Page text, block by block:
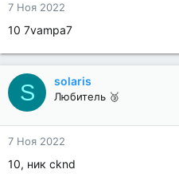
7 Ноя 2022
10 7vampa7
S solaris
Любитель 🥉
7 Ноя 2022
10, ник cknd